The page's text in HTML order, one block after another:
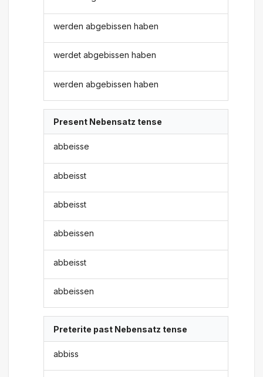
werden abgebissen haben
werdet abgebissen haben
werden abgebissen haben
Present Nebensatz tense
abbeisse
abbeisst
abbeisst
abbeissen
abbeisst
abbeissen
Preterite past Nebensatz tense
abbiss